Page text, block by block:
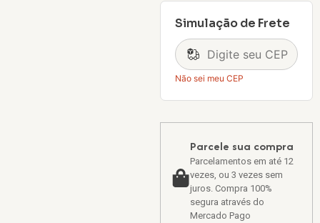
Simulação de Frete
Não sei meu CEP
Parcele sua compra
Parcelamentos em até 12
vezes, ou 3 vezes sem
juros. Compra 100%
segura através do
Mercado Pago